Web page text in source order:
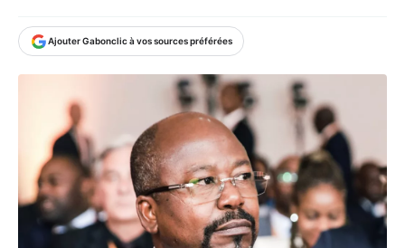
Ajouter Gabonclic à vos sources préférées